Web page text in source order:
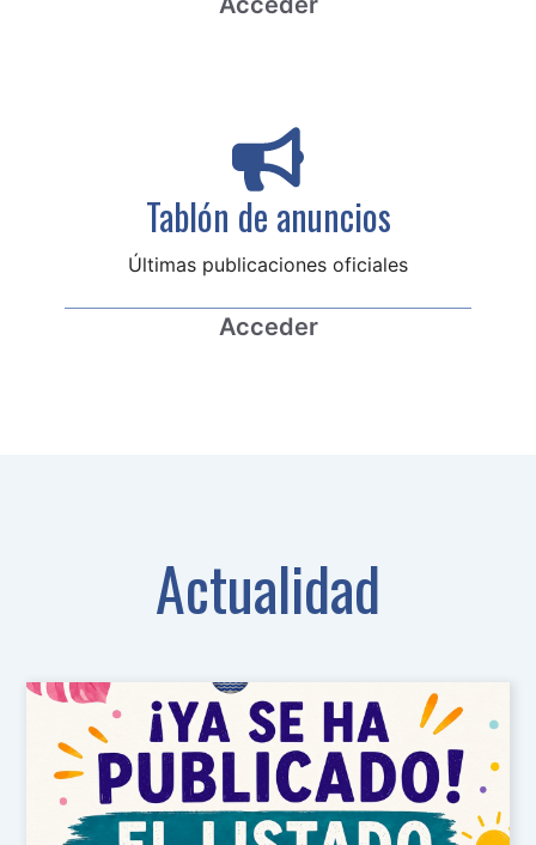
Tablón de anuncios
Últimas publicaciones oficiales
Acceder
Actualidad